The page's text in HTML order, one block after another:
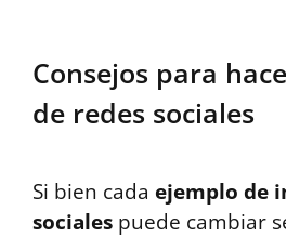
Consejos para
de redes sociales
Si bien cada ejemplo de
sociales puede cambiar